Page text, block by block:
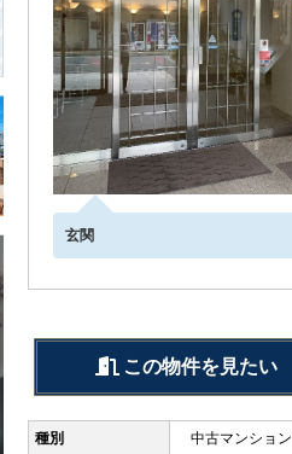
玄関
この物件を見たい
種別 中古マンション